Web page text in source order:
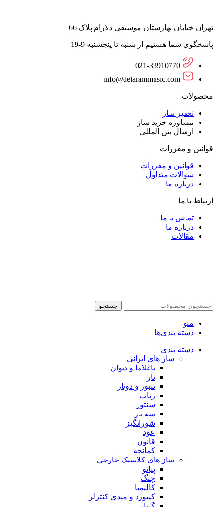
تهران خیابان بهارستان موسیقی دلارام پلاک 66
پاسخگوی شما هستیم از شنبه تا پنجشنبه 9-19
021-33910770
info@delarammusic.com
محصولات
تعمیر ساز
مشاوره خرید ساز
ارسال بین المللی
قوانین و مقررات
قوانین و مقررات
سوالات متداول
درباره ما
ارتباط با ما
تماس با ما
درباره ما
مقالات
جستجو
منو
دسته بندی‌ها
دسته بندی
ساز های ایرانی
باغلاما و دیوان
تار
تنبور و دوتار
رباب
سنتور
سه تار
شورانگیز
عود
قانون
کمانچه
ساز های کلاسیک خارجی
پیانو
چنگ
کالیمبا
کیبورد و میدی کنترلر